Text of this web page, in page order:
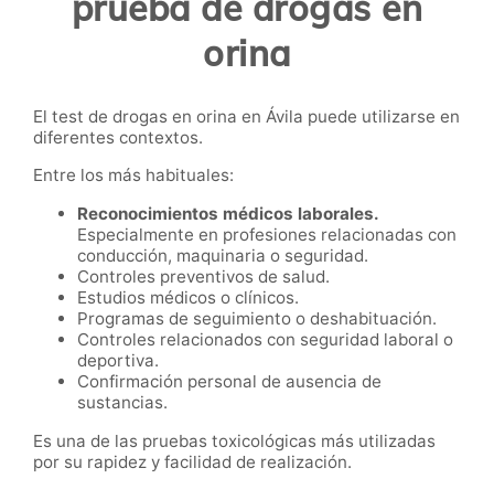
orina
El test de drogas en orina en Ávila puede utilizarse en
diferentes contextos.
Entre los más habituales:
Reconocimientos médicos laborales.
Especialmente en profesiones relacionadas con
conducción, maquinaria o seguridad.
Controles preventivos de salud.
Estudios médicos o clínicos.
Programas de seguimiento o deshabituación.
Controles relacionados con seguridad laboral o
deportiva.
Confirmación personal de ausencia de
sustancias.
Es una de las pruebas toxicológicas más utilizadas
por su rapidez y facilidad de realización.